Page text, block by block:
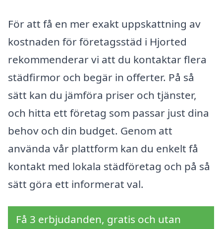
För att få en mer exakt uppskattning av
kostnaden för företagsstäd i Hjorted
rekommenderar vi att du kontaktar flera
städfirmor och begär in offerter. På så
sätt kan du jämföra priser och tjänster,
och hitta ett företag som passar just dina
behov och din budget. Genom att
använda vår plattform kan du enkelt få
kontakt med lokala städföretag och på så
sätt göra ett informerat val.
Få 3 erbjudanden, gratis och utan